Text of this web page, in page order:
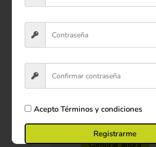
Peluche Oso Panda 22 cm
Ver producto
Comprar ahora
AceptoTérminos y condiciones
Registrarme